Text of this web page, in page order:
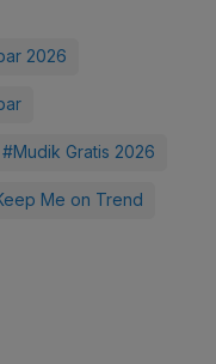
2026
#Mudik Gratis 2026
Me on Trend